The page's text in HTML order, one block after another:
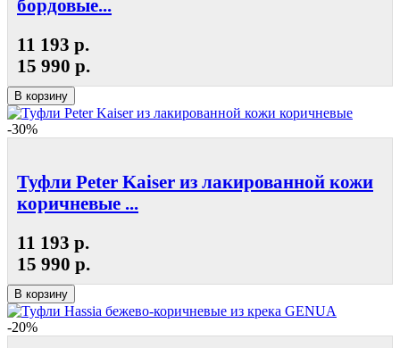
бордовые...
11 193 р.
15 990 р.
В корзину
-30%
Туфли Peter Kaiser из лакированной кожи
коричневые ...
11 193 р.
15 990 р.
В корзину
-20%